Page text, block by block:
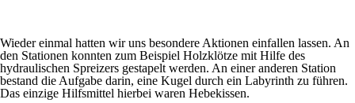
Wieder einmal hatten wir uns besondere Aktionen einfallen lassen. An
den Stationen konnten zum Beispiel Holzklötze mit Hilfe des
hydraulischen Spreizers gestapelt werden. An einer anderen Station
bestand die Aufgabe darin, eine Kugel durch ein Labyrinth zu führen.
Das einzige Hilfsmittel hierbei waren Hebekissen.